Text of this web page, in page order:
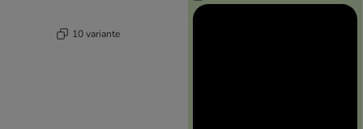
10 variante